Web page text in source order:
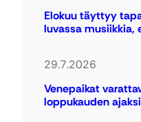
Elokuu täyttyy
luvassa musiikkia,
29.7.2026
Venepaikat
loppukauden